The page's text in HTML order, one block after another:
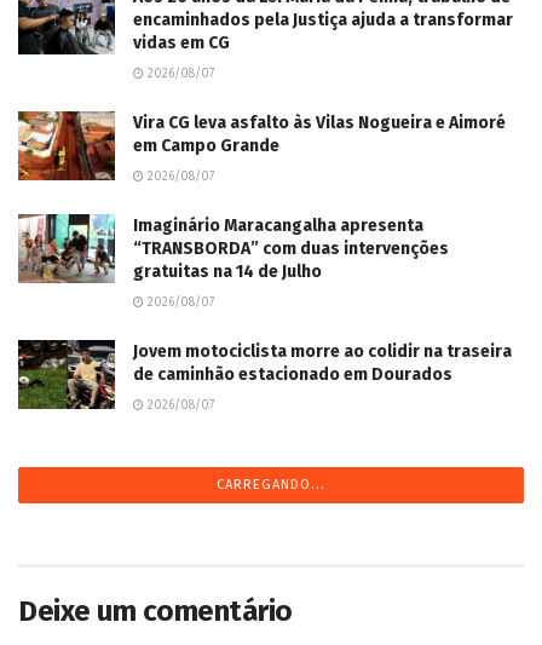
encaminhados pela Justiça ajuda a transformar
vidas em CG
2026/08/07
Vira CG leva asfalto às Vilas Nogueira e Aimoré
em Campo Grande
2026/08/07
Imaginário Maracangalha apresenta
“TRANSBORDA” com duas intervenções
gratuitas na 14 de Julho
2026/08/07
Jovem motociclista morre ao colidir na traseira
de caminhão estacionado em Dourados
2026/08/07
CARREGANDO...
Deixe um comentário